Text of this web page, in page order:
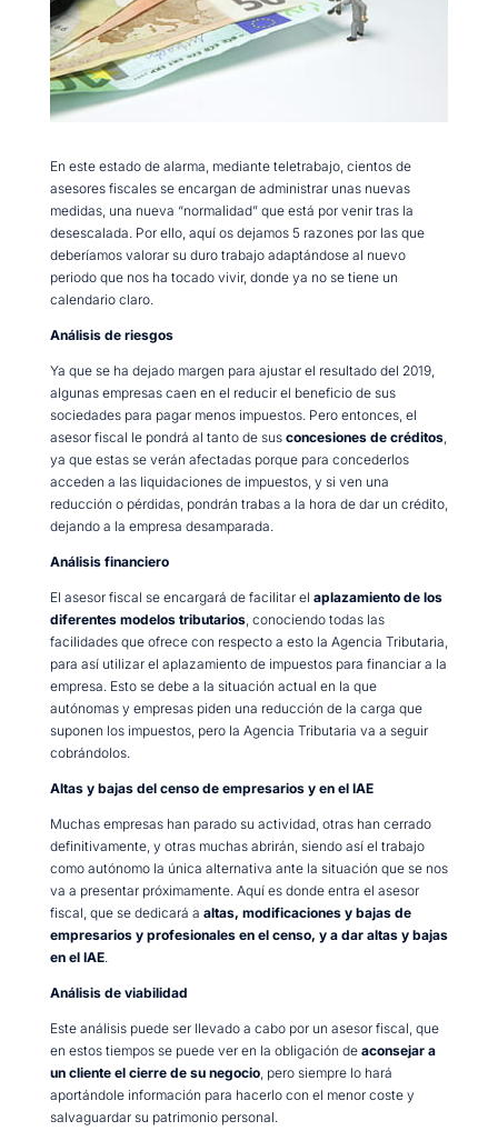
En este estado de alarma, mediante teletrabajo, cientos de
asesores fiscales se encargan de administrar unas nuevas
medidas, una nueva “normalidad” que está por venir tras la
desescalada. Por ello, aquí os dejamos 5 razones por las que
deberíamos valorar su duro trabajo adaptándose al nuevo
periodo que nos ha tocado vivir, donde ya no se tiene un
calendario claro.
Análisis de riesgos
Ya que se ha dejado margen para ajustar el resultado del 2019,
algunas empresas caen en el reducir el beneficio de sus
sociedades para pagar menos impuestos. Pero entonces, el
asesor fiscal le pondrá al tanto de sus concesiones de créditos,
ya que estas se verán afectadas porque para concederlos
acceden a las liquidaciones de impuestos, y si ven una
reducción o pérdidas, pondrán trabas a la hora de dar un crédito,
dejando a la empresa desamparada.
Análisis financiero
El asesor fiscal se encargará de facilitar el aplazamiento de los
diferentes modelos tributarios, conociendo todas las
facilidades que ofrece con respecto a esto la Agencia Tributaria,
para así utilizar el aplazamiento de impuestos para financiar a la
empresa. Esto se debe a la situación actual en la que
autónomas y empresas piden una reducción de la carga que
suponen los impuestos, pero la Agencia Tributaria va a seguir
cobrándolos.
Altas y bajas del censo de empresarios y en el IAE
Muchas empresas han parado su actividad, otras han cerrado
definitivamente, y otras muchas abrirán, siendo así el trabajo
como autónomo la única alternativa ante la situación que se nos
va a presentar próximamente. Aquí es donde entra el asesor
fiscal, que se dedicará a altas, modificaciones y bajas de
empresarios y profesionales en el censo, y a dar altas y bajas
en el IAE.
Análisis de viabilidad
Este análisis puede ser llevado a cabo por un asesor fiscal, que
en estos tiempos se puede ver en la obligación de aconsejar a
un cliente el cierre de su negocio, pero siempre lo hará
aportándole información para hacerlo con el menor coste y
salvaguardar su patrimonio personal.